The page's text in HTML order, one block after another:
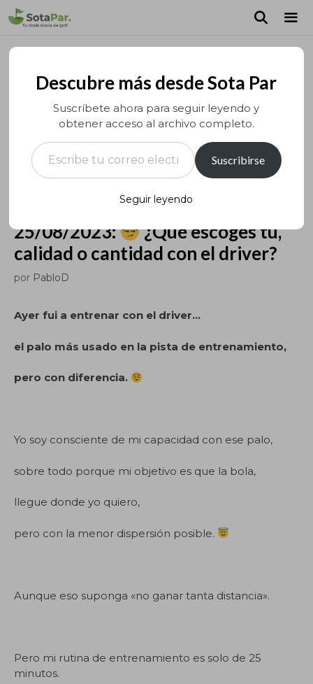
Saltar
25/08/2023:
¿Qué escoges tú,
calidad o cantidad con el driver?
por PabloD
Ayer fui a entrenar con el driver…
el palo más usado en la pista de entrenamiento,
pero con diferencia.
Yo soy consciente de mi capacidad con ese palo,
sobre todo porque mi objetivo es que la bola,
llegue donde yo quiero,
pero con la menor dispersión posible.
Aunque eso suponga «no ganar tanta distancia».
Pero mi rutina de entrenamiento es solo de 25
minutos.
Descubre más desde Sota Par
Suscríbete ahora para seguir leyendo y
obtener acceso al archivo completo.
Escribe tu correo electrónico…
Suscribirse
Seguir leyendo